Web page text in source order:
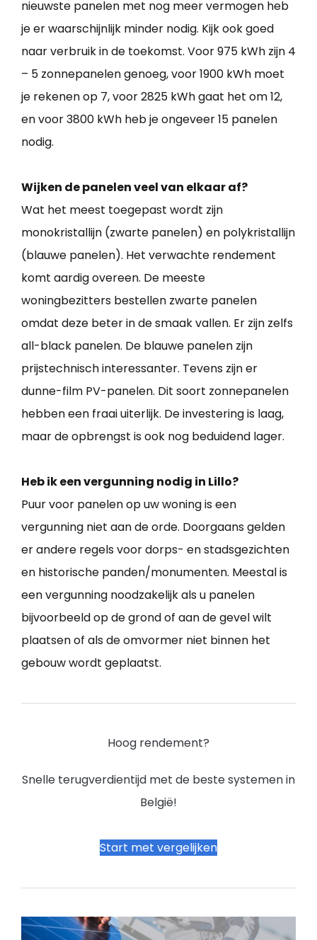
nieuwste panelen met nog meer vermogen heb
je er waarschijnlijk minder nodig. Kijk ook goed
naar verbruik in de toekomst. Voor 975 kWh zijn 4
– 5 zonnepanelen genoeg, voor 1900 kWh moet
je rekenen op 7, voor 2825 kWh gaat het om 12,
en voor 3800 kWh heb je ongeveer 15 panelen
nodig.
Wijken de panelen veel van elkaar af?
Wat het meest toegepast wordt zijn
monokristallijn (zwarte panelen) en polykristallijn
(blauwe panelen). Het verwachte rendement
komt aardig overeen. De meeste
woningbezitters bestellen zwarte panelen
omdat deze beter in de smaak vallen. Er zijn zelfs
all-black panelen. De blauwe panelen zijn
prijstechnisch interessanter. Tevens zijn er
dunne-film PV-panelen. Dit soort zonnepanelen
hebben een fraai uiterlijk. De investering is laag,
maar de opbrengst is ook nog beduidend lager.
Heb ik een vergunning nodig in Lillo?
Puur voor panelen op uw woning is een
vergunning niet aan de orde. Doorgaans gelden
er andere regels voor dorps- en stadsgezichten
en historische panden/monumenten. Meestal is
een vergunning noodzakelijk als u panelen
bijvoorbeeld op de grond of aan de gevel wilt
plaatsen of als de omvormer niet binnen het
gebouw wordt geplaatst.
Hoog rendement?
Snelle terugverdientijd met de beste systemen in
België!
Start met vergelijken